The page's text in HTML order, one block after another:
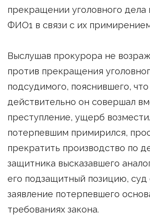
прекращении уголовного дела
ФИО1 в связи с их
Выслушав прокурора не
против прекращения
подсудимого, пояснившего, что
действительно он совершал
преступление, ущерб
потерпевшим примирился,
прекратить производство по
защитника высказавшего
его подзащитный позицию, суд
заявление потерпевшего
требованиях закона.